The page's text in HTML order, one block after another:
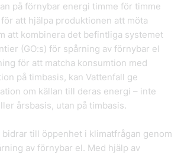
på förnybar energi timme för timme
att hjälpa produktionen att möta
att kombinera det befintliga systemet
(GO:s) för spårning av förnybar el
för att matcha konsumtion med
på timbasis, kan Vattenfall ge
om källan till deras energi – inte
årsbasis, utan på timbasis.
till öppenhet i klimatfrågan genom
av förnybar el. Med hjälp av